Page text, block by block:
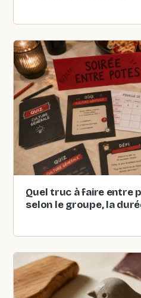
Quel truc à faire entre
selon le groupe, la